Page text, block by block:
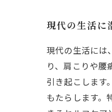
現代の生活に
現代の生活には
り、肩こりや
引き起こします
もたらします。